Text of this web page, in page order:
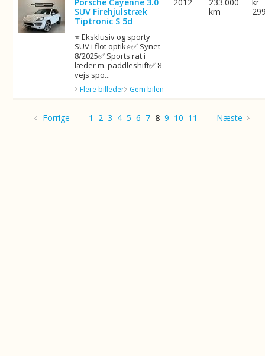
SUV Firehjulstræk
Tiptronic S 5d
⭐ Eksklusiv og sporty
SUV i flot optik⭐✅ Synet
8/2025✅ Sports rat i
læder m. paddleshift✅ 8
vejs spo...
Gem bilen
Flere billeder
km
Forrige 1 2 3 4 5 6 7 8 9 10 11 Næste